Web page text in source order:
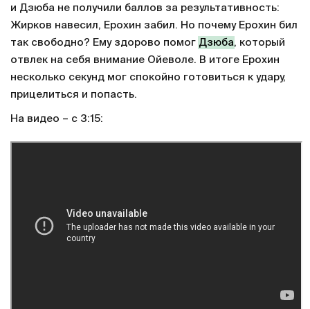
и Дзюба не получили баллов за результативность:
Жирков навесил, Ерохин забил. Но почему Ерохин бил
так свободно? Ему здорово помог Дзюба, который
отвлек на себя внимание Ойеволе. В итоге Ерохин
несколько секунд мог спокойно готовиться к удару,
прицелиться и попасть.
На видео – с 3:15: